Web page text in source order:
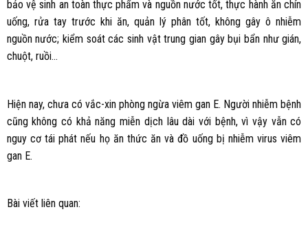
bảo vệ sinh an toàn thực phẩm và nguồn nước tốt, thực hành ăn chín
uống, rửa tay trước khi ăn, quản lý phân tốt, không gây ô nhiễm
nguồn nước; kiểm soát các sinh vật trung gian gây bụi bẩn như gián,
chuột, ruồi…
Hiện nay, chưa có vắc-xin phòng ngừa viêm gan E. Người nhiễm bệnh
cũng không có khả năng miễn dịch lâu dài với bệnh, vì vậy vẫn có
nguy cơ tái phát nếu họ ăn thức ăn và đồ uống bị nhiễm virus viêm
gan E.
Bài viết liên quan: